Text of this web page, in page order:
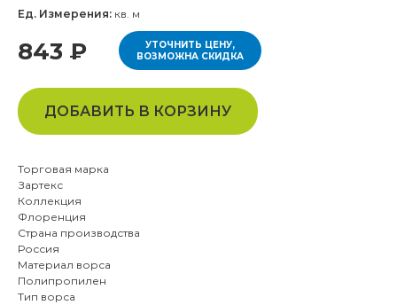
Ед. Измерения: кв. м
843 ₽
УТОЧНИТЬ ЦЕНУ,
ВОЗМОЖНА СКИДКА
ДОБАВИТЬ В КОРЗИНУ
Торговая марка
Зартекс
Коллекция
Флоренция
Страна производства
Россия
Материал ворса
Полипропилен
Тип ворса